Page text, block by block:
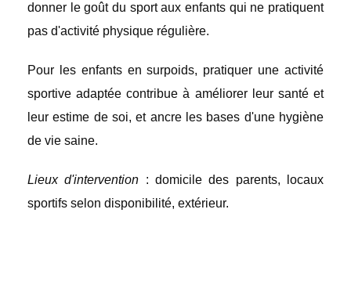
donner le goût du sport aux enfants qui ne pratiquent
pas d'activité physique régulière.
Pour les enfants en surpoids, pratiquer une activité
sportive adaptée contribue à améliorer leur santé et
leur estime de soi, et ancre les bases d'une hygiène
de vie saine.
Lieux d'intervention : domicile des parents, locaux
sportifs selon disponibilité, extérieur.